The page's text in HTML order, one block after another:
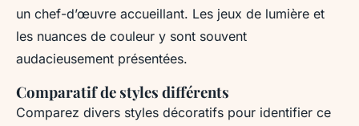
un chef-d’œuvre accueillant. Les jeux de lumière et
les nuances de couleur y sont souvent
audacieusement présentées.
Comparatif de styles différents
Comparez divers styles décoratifs pour identifier ce